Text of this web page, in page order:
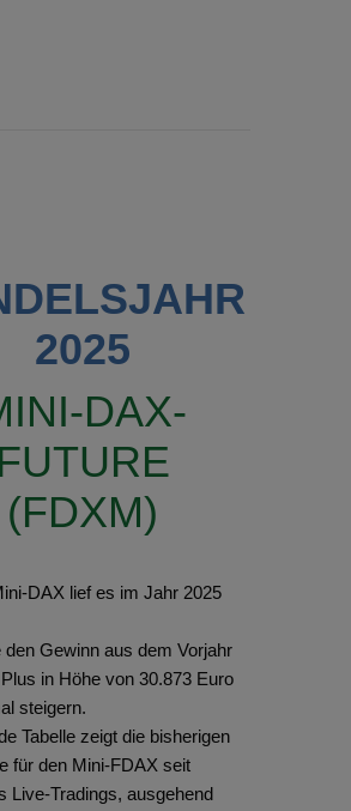
2025
DAX-
FUTURE
(FDXM)
DAX lief es im Jahr 2025
den Gewinn aus dem Vorjahr
in Höhe von 30.873 Euro
steigern.
Tabelle zeigt die bisherigen
für den Mini-FDAX seit
Live-Tradings, ausgehend